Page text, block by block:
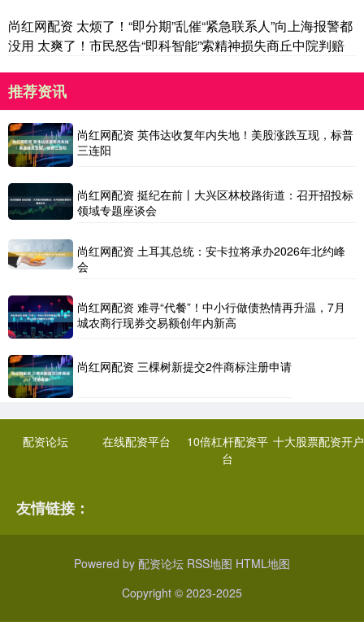
尚红网配资 太烦了！“即分期”乱催“紧急联系人”向上海报警都
没用 太爽了！市民怒告“即科智能”索精神损失商丘中院判赔
推荐资讯
尚红网配资 英伟达收复年内失地！美股涨跌互现，标普
三连阳
尚红网配资 挺纪在前丨大兴区林校路街道：召开招投标
领域专题座谈会
尚红网配资 土耳其总统：安卡拉将承办2026年北约峰
会
尚红网配资 难寻“代餐”！中小行做债热情再升温，7月
城农商行现券交易额创年内新高
尚红网配资 三棵树新提交2件商标注册申请
配资论坛 在线配资平台
10倍杠杆配资平
台
十大股票配资开户
友情链接：
Powered by 配资论坛 RSS地图 HTML地图
Copyright © 2023-2025